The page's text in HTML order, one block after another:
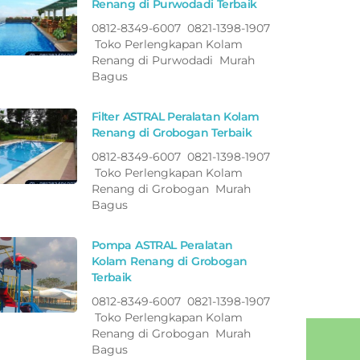
Renang di Purwodadi Terbaik
0812-8349-6007 0821-1398-1907
Toko Perlengkapan Kolam
Renang di Purwodadi Murah
Bagus
Filter ASTRAL Peralatan Kolam
Renang di Grobogan Terbaik
0812-8349-6007 0821-1398-1907
Toko Perlengkapan Kolam
Renang di Grobogan Murah
Bagus
Pompa ASTRAL Peralatan
Kolam Renang di Grobogan
Terbaik
0812-8349-6007 0821-1398-1907
Toko Perlengkapan Kolam
Renang di Grobogan Murah
Bagus